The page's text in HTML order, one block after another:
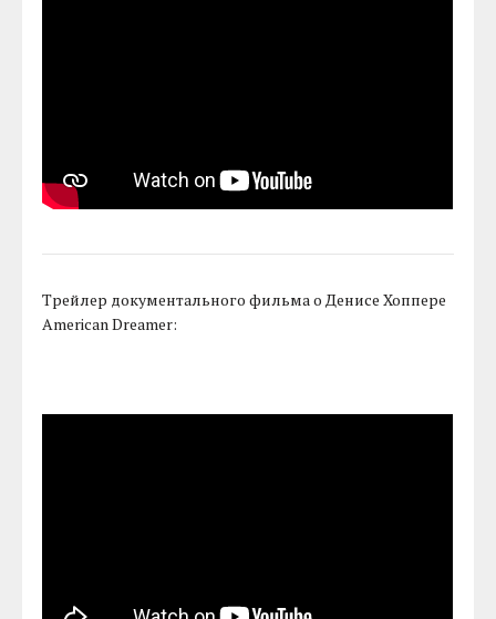
Трейлер документального фильма о Денисе Хоппере
American Dreamer: